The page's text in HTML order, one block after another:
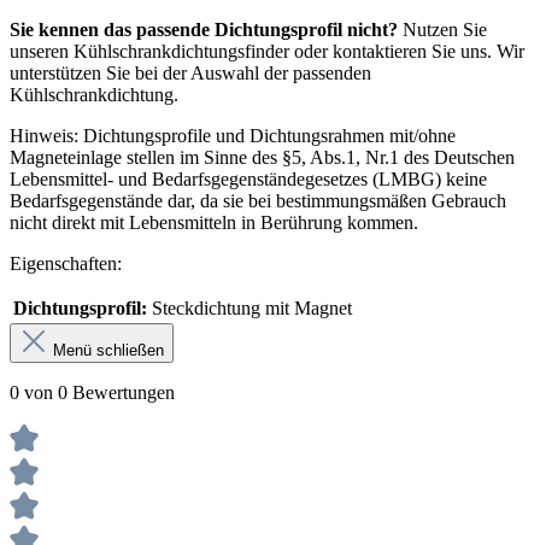
Sie kennen das passende Dichtungsprofil nicht? Nutzen Sie
unseren Kühlschrankdichtungsfinder oder kontaktieren Sie uns. Wir
unterstützen Sie bei der Auswahl der passenden
Kühlschrankdichtung.
Hinweis: Dichtungsprofile und Dichtungsrahmen mit/ohne
Magneteinlage stellen im Sinne des §5, Abs.1, Nr.1 des Deutschen
Lebensmittel- und Bedarfsgegenständegesetzes (LMBG) keine
Bedarfsgegenstände dar, da sie bei bestimmungsmäßen Gebrauch
nicht direkt mit Lebensmitteln in Berührung kommen.
Eigenschaften:
Dichtungsprofil: Steckdichtung mit Magnet
Menü schließen
0 von 0 Bewertungen